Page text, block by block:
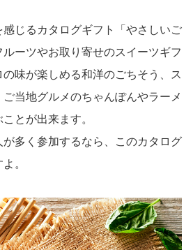
じるカタログギフト「やさしいご
ーツやお取り寄せのスイーツギフ
の味が楽しめる和洋のごちそう、ス
当地グルメのちゃんぽんやラーメ
とが出来ます。
多く参加するなら、このカタログ
。